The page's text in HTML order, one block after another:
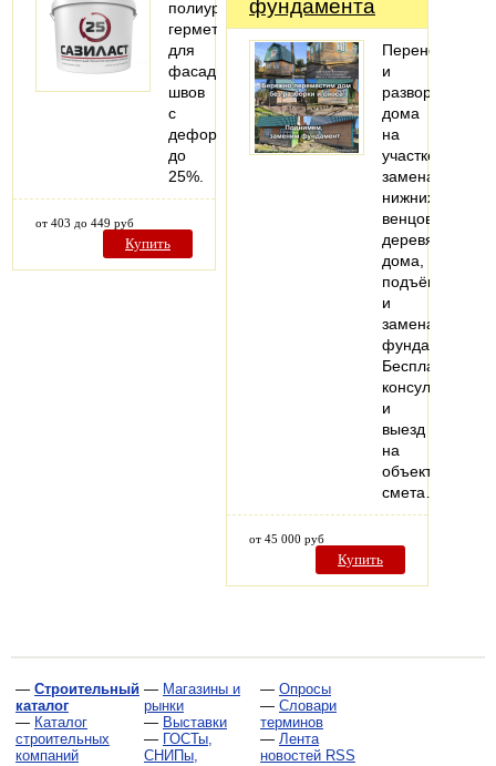
полиуретановый
герметик
для
фасадных
швов
с
деформацией
до
25%.
от 403 до 449 руб
Купить
фундамента
Перенос
и
разворот
дома
на
участке,
замена
нижних
венцов
деревянного
дома,
подъём
и
замена
фундамента.
Бесплатная
консультация
и
выезд
на
объект,
смета…
от 45 000 руб
Купить
— Строительный
каталог
— Каталог
строительных
компаний
— Магазины и
рынки
— Выставки
— ГОСТы,
СНИПы,
— Опросы
— Словари
терминов
— Лента
новостей RSS